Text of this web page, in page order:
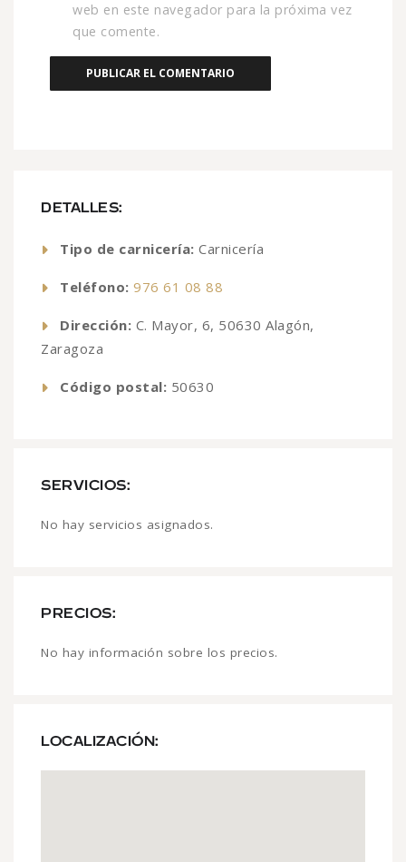
DETALLES:
Tipo de carnicería: Carnicería
Teléfono: 976 61 08 88
Dirección: C. Mayor, 6, 50630 Alagón,
Zaragoza
Código postal: 50630
SERVICIOS:
No hay servicios asignados.
PRECIOS:
No hay información sobre los precios.
LOCALIZACIÓN:
web en este navegador para la próxima vez
que comente.